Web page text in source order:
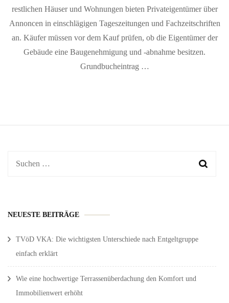
restlichen Häuser und Wohnungen bieten Privateigentümer über
Annoncen in einschlägigen Tageszeitungen und Fachzeitschriften
an. Käufer müssen vor dem Kauf prüfen, ob die Eigentümer der
Gebäude eine Baugenehmigung und -abnahme besitzen.
Grundbucheintrag …
Suchen
NEUESTE BEITRÄGE
TVöD VKA: Die wichtigsten Unterschiede nach Entgeltgruppe
einfach erklärt
Wie eine hochwertige Terrassenüberdachung den Komfort und
Immobilienwert erhöht